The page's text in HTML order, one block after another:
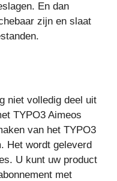
En dan
zijn en slaat
niet volledig deel uit
TYPO3 Aimeos
van het TYPO3
Het wordt geleverd
U kunt uw product
met